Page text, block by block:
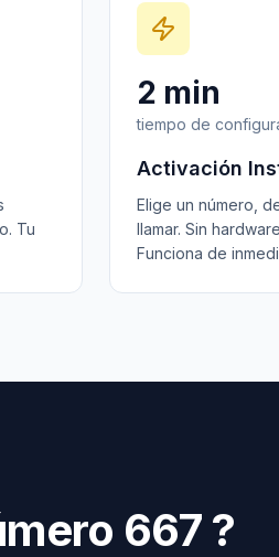
Tu
2 min
tiempo de
Activación
Elige un número,
llamar. Sin
Funciona de
667 ?